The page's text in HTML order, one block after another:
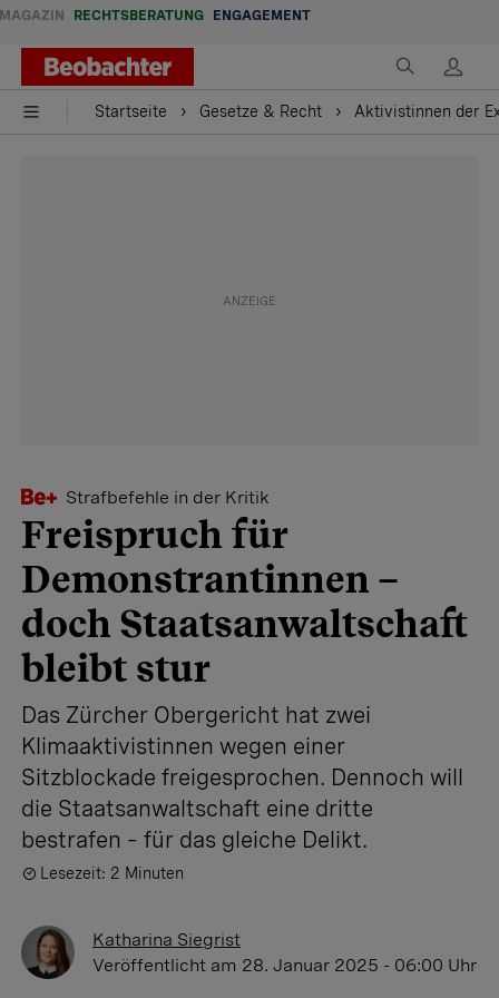
MAGAZIN RECHTSBERATUNG ENGAGEMENT
Startseite Gesetze & Recht Aktivistinnen der
Strafbefehle in der Kritik
Freispruch für
Demonstrantinnen –
doch Staatsanwaltschaft
bleibt stur
Das Zürcher Obergericht hat zwei
Klimaaktivistinnen wegen einer
Sitzblockade freigesprochen. Dennoch will
die Staatsanwaltschaft eine dritte
bestrafen – für das gleiche Delikt.
Lesezeit: 2 Minuten
Katharina Siegrist
Veröffentlicht am 28. Januar 2025 - 06:00 Uhr